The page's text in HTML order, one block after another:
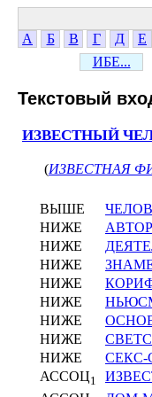
А
Б В Г Д Е
ИБЕ...
Текстовый
ИЗВЕСТНЫЙ
(ИЗВЕСТНАЯ
ВЫШЕ
НИЖЕ
НИЖЕ
НИЖЕ
НИЖЕ
НИЖЕ
НИЖЕ
НИЖЕ
НИЖЕ
АССОЦ1